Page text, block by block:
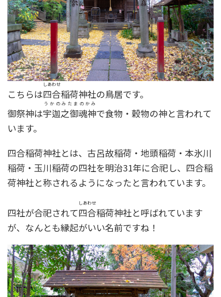
こちらは四合
しあわせ
稲荷神社の鳥居です。
御祭神は宇迦之御魂神
うかのみたまのかみ
で食物・穀物の神と言われて
います。
四合稲荷神社とは、古呂故稲荷・地頭稲荷・本氷川
稲荷・玉川稲荷の四社を明治31年に合祀し、四合稲
荷神社と称されるようになったと言われています。
四社が合祀されて四合
しあわせ
稲荷神社と呼ばれています
が、なんとも縁起がいい名前ですね！